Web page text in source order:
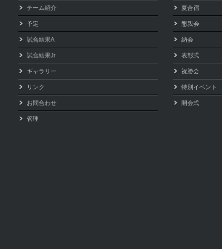
チーム紹介
予定
試合結果A
試合結果Jr
ギャラリー
リンク
お問合わせ
管理
夏合宿
懇親会
納会
表彰式
祝勝会
特別イベント
開会式